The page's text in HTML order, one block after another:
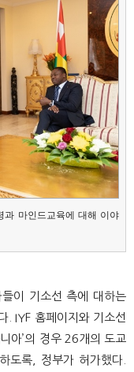
과 마인드교육에 대해 이야
이 기소선 측에 대하는
. IYF 홈페이지와 기소선
니아’의 경우 26개의 도교
도록, 정부가 허가했다.